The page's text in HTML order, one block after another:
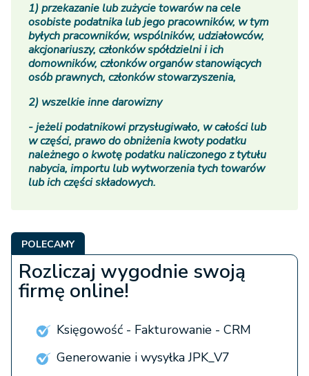
1) przekazanie lub zużycie towarów na cele
osobiste podatnika lub jego pracowników, w tym
byłych pracowników, wspólników, udziałowców,
akcjonariuszy, członków spółdzielni i ich
domowników, członków organów stanowiących
osób prawnych, członków stowarzyszenia,
2) wszelkie inne darowizny
- jeżeli podatnikowi przysługiwało, w całości lub
w części, prawo do obniżenia kwoty podatku
należnego o kwotę podatku naliczonego z tytułu
nabycia, importu lub wytworzenia tych towarów
lub ich części składowych.
POLECAMY
Rozliczaj wygodnie swoją
firmę online!
Księgowość - Fakturowanie - CRM
Generowanie i wysyłka JPK_V7